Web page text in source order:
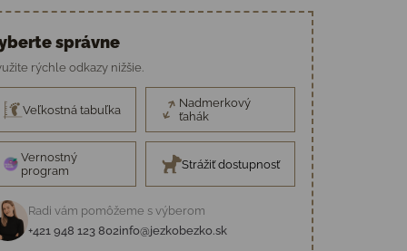
správne
rýchle odkazy nižšie.
Veľkostná tabuľka
Nadmerkový
ťahák
Vernostný
program
Strážiť dostupnosť
Radi vám pomôžeme s výberom
+421 948 123 802info@jezkobezko.sk